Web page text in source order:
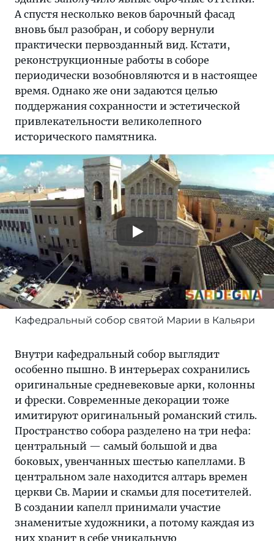
А спустя несколько веков барочный фасад
вновь был разобран, и собору вернули
практически первозданный вид. Кстати,
реконструкционные работы в соборе
периодически возобновляются и в настоящее
время. Однако же они задаются целью
поддержания сохранности и эстетической
привлекательности великолепного
исторического памятника.
Кафедральный собор святой Марии в Кальяри
Внутри кафедральный собор выглядит
особенно пышно. В интерьерах сохранились
оригинальные средневековые арки, колонны
и фрески. Современные декорации тоже
имитируют оригинальный романский стиль.
Пространство собора разделено на три нефа:
центральный — самый большой и два
боковых, увенчанных шестью капеллами. В
центральном зале находится алтарь времен
церкви Св. Марии и скамьи для посетителей.
В создании капелл принимали участие
знаменитые художники, а потому каждая из
них хранит в себе уникальную